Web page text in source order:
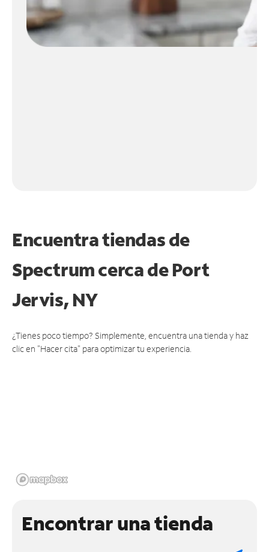
Encuentra tiendas de
Spectrum cerca dePort
Jervis, NY
¿Tienes poco tiempo? Simplemente, encuentra una tienda y haz
clic en "Hacer cita" para optimizar tu experiencia.
Encontrar una tienda